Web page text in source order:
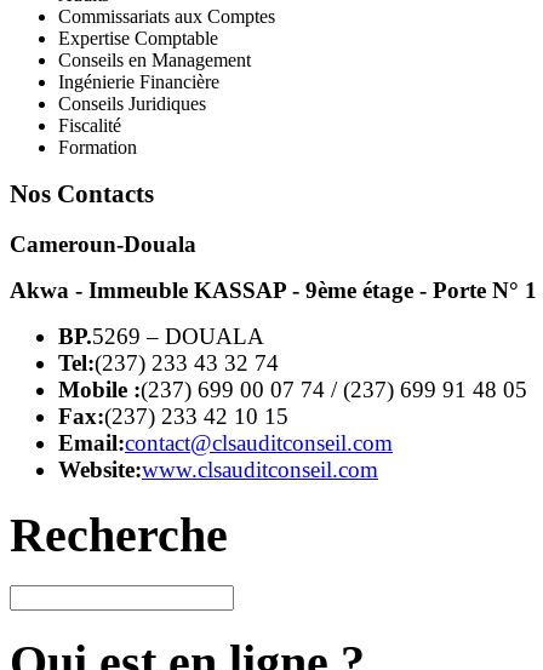
Commissariats aux Comptes
Expertise Comptable
Conseils en Management
Ingénierie Financière
Conseils Juridiques
Fiscalité
Formation
Nos Contacts
Cameroun-Douala
Akwa - Immeuble KASSAP - 9ème étage - Porte N° 1
BP.5269 – DOUALA
Tel:(237) 233 43 32 74
Mobile :(237) 699 00 07 74 / (237) 699 91 48 05
Fax:(237) 233 42 10 15
Email:contact@clsauditconseil.com
Website:www.clsauditconseil.com
Recherche